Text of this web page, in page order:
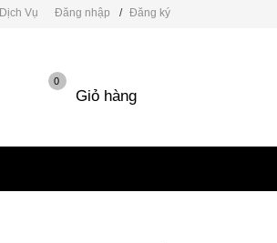
Đăng nhập / Đăng ký
Dịch Vụ
Giỏ hàng
0